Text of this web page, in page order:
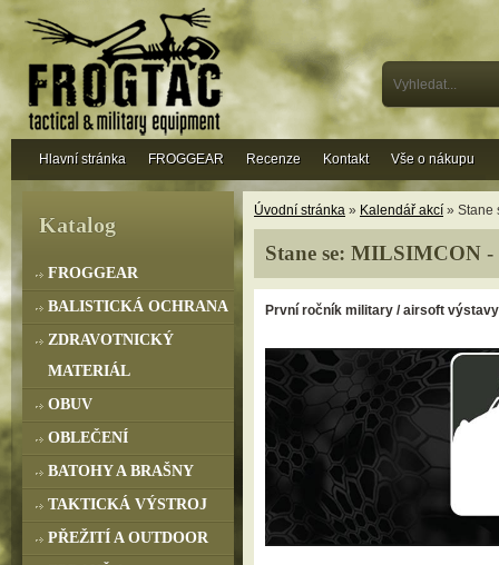
Úvodní stránka » Kalendář akcí » Stane
Stane se: MILSIMCON -
První ročník military / airsoft
Katalog
FROGGEAR
BALISTICKÁ OCHRANA
ZDRAVOTNICKÝ
MATERIÁL
OBUV
OBLEČENÍ
BATOHY A BRAŠNY
TAKTICKÁ VÝSTROJ
PŘEŽITÍ A OUTDOOR
Hlavní stránka FROGGEAR Recenze Kontakt Vše o nákupu